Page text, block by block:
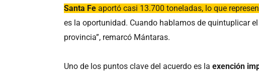
Santa Fe aportó casi 13.700 toneladas, lo que
es la oportunidad. Cuando hablamos de quintuplicar
provincia”, remarcó Mántaras.
Uno de los puntos clave del acuerdo es laexención